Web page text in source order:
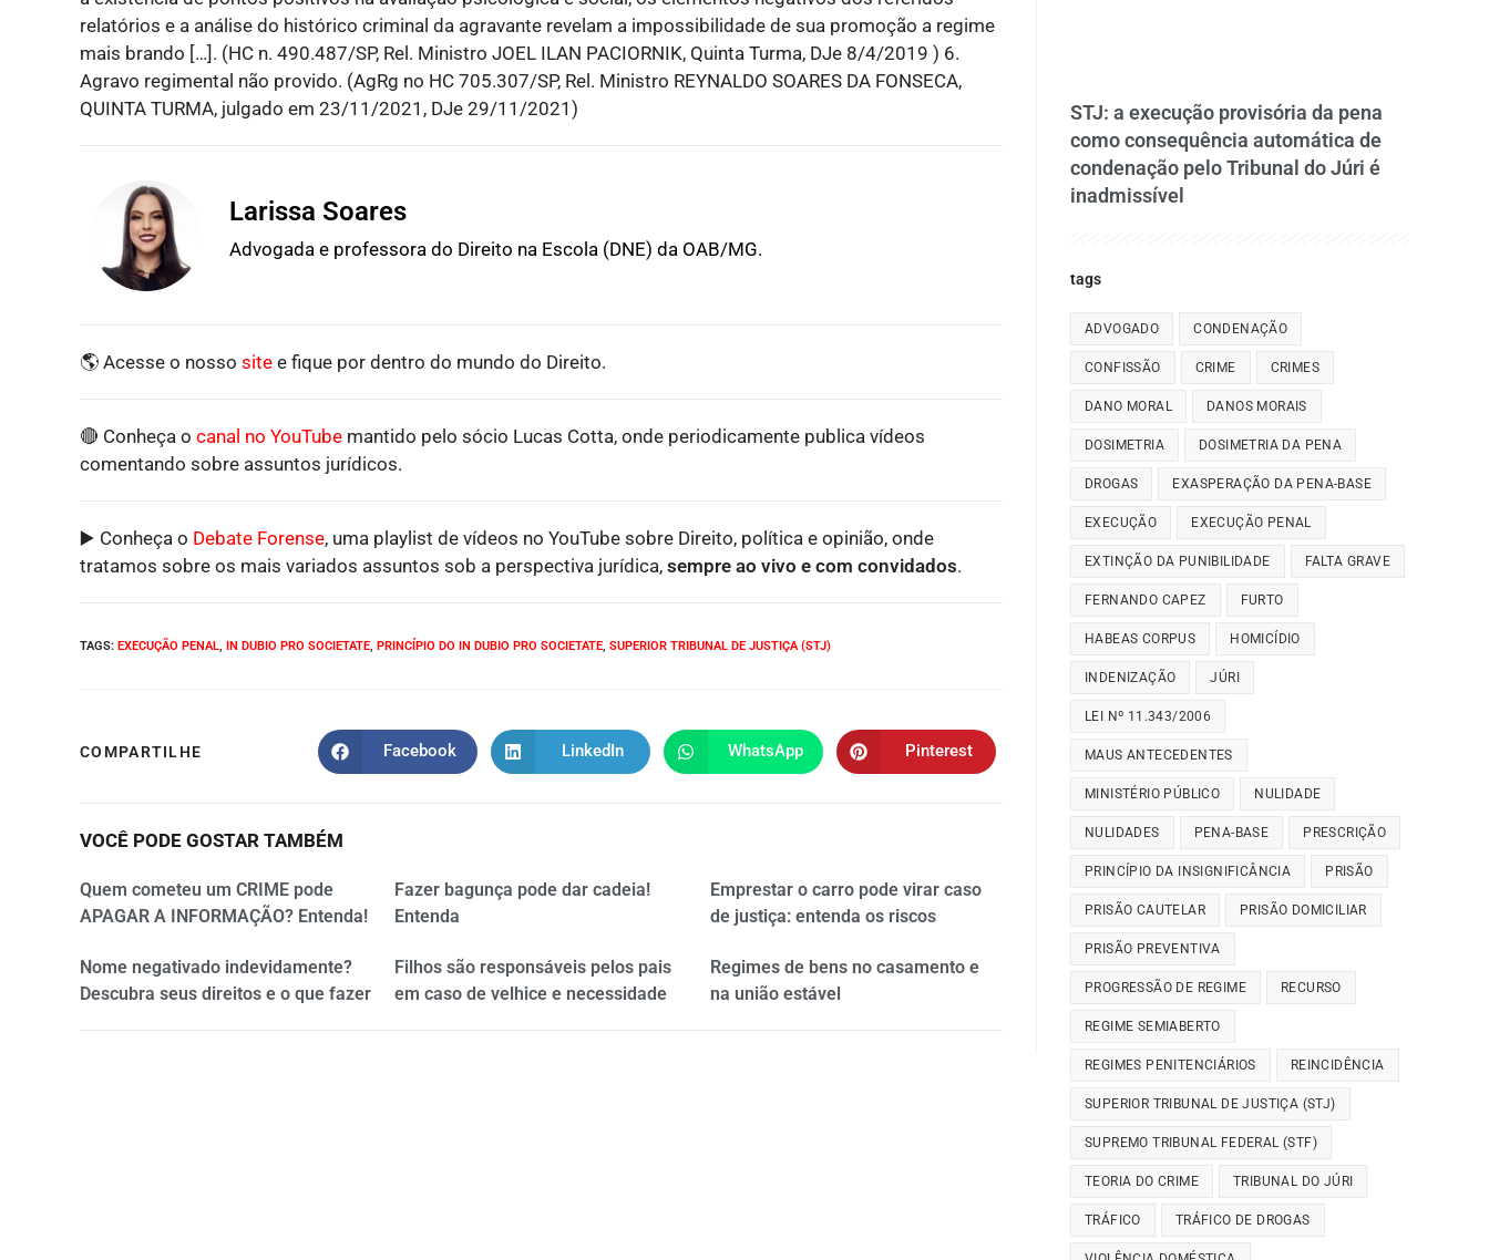
relatórios e a análise do histórico criminal da agravante revelam a impossibilidade de sua promoção a regime
mais brando […]. (HC n. 490.487/SP, Rel. Ministro JOEL ILAN PACIORNIK, Quinta Turma, DJe 8/4/2019 ) 6.
Agravo regimental não provido. (AgRg no HC 705.307/SP, Rel. Ministro REYNALDO SOARES DA FONSECA,
QUINTA TURMA, julgado em 23/11/2021, DJe 29/11/2021)
Larissa Soares
Advogada e professora do Direito na Escola (DNE) da OAB/MG.
🌎 Acesse o nosso site e fique por dentro do mundo do Direito.
🔴 Conheça o canal no YouTube mantido pelo sócio Lucas Cotta, onde periodicamente publica vídeos
comentando sobre assuntos jurídicos.
▶️ Conheça o Debate Forense, uma playlist de vídeos no YouTube sobre Direito, política e opinião, onde
tratamos sobre os mais variados assuntos sob a perspectiva jurídica, sempre ao vivo e com convidados.
TAGS: EXECUÇÃO PENAL, IN DUBIO PRO SOCIETATE, PRINCÍPIO DO IN DUBIO PRO SOCIETATE, SUPERIOR TRIBUNAL DE JUSTIÇA (STJ)
COMPARTILHE Facebook LinkedIn WhatsApp Pinterest
VOCÊ PODE GOSTAR TAMBÉM
Quem cometeu um CRIME pode
APAGAR A INFORMAÇÃO? Entenda!
Fazer bagunça pode dar cadeia!
Entenda
Emprestar o carro pode virar caso
de justiça: entenda os riscos
Nome negativado indevidamente?
Descubra seus direitos e o que fazer
Filhos são responsáveis pelos pais
em caso de velhice e necessidade
Regimes de bens no casamento e
na união estável
STJ: a execução provisória da pena
como consequência automática de
condenação pelo Tribunal do Júri é
inadmissível
tags
ADVOGADO CONDENAÇÃO
CONFISSÃO CRIME CRIMES
DANO MORAL DANOS MORAIS
DOSIMETRIA DOSIMETRIA DA PENA
DROGAS EXASPERAÇÃO DA PENA-BASE
EXECUÇÃO EXECUÇÃO PENAL
EXTINÇÃO DA PUNIBILIDADE FALTA GRAVE
FERNANDO CAPEZ FURTO
HABEAS CORPUS HOMICÍDIO
INDENIZAÇÃO JÚRI
LEI Nº 11.343/2006
MAUS ANTECEDENTES
MINISTÉRIO PÚBLICO NULIDADE
NULIDADES PENA-BASE PRESCRIÇÃO
PRINCÍPIO DA INSIGNIFICÂNCIA PRISÃO
PRISÃO CAUTELAR PRISÃO DOMICILIAR
PRISÃO PREVENTIVA
PROGRESSÃO DE REGIME RECURSO
REGIME SEMIABERTO
REGIMES PENITENCIÁRIOS REINCIDÊNCIA
SUPERIOR TRIBUNAL DE JUSTIÇA (STJ)
SUPREMO TRIBUNAL FEDERAL (STF)
TEORIA DO CRIME TRIBUNAL DO JÚRI
TRÁFICO TRÁFICO DE DROGAS